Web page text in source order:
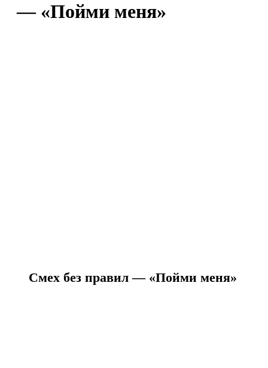
— «Пойми меня»
Cмех без правил — «Пойми меня»